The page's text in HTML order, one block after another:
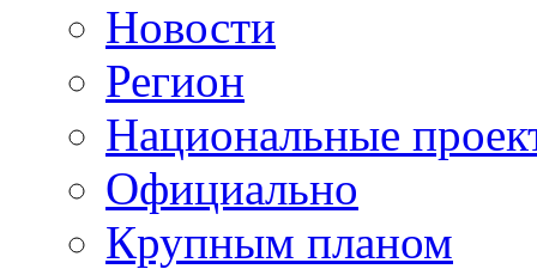
Новости
Регион
Национальные
Официально
Крупным планом